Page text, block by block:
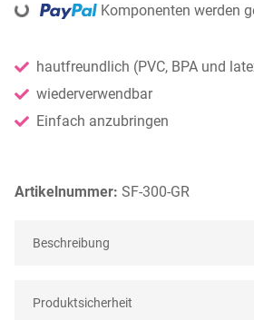
Artikelnummer: SF-300-GR
hautfreundlich (PVC, BPA und
wiederverwendbar
Einfach anzubringen
Loading... Komponenten werden
Beschreibung
Produktsicherheit